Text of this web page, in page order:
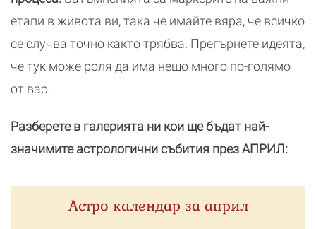
етапи в живота ви, така че имайте вяра, че всичко
се случва точно както трябва. Прегърнете идеята,
че тук може роля да има нещо много по-голямо
от вас.
Разберете в галерията ни кои ще бъдат най-
значимите астрологични събития през АПРИЛ:
Астро календар за април